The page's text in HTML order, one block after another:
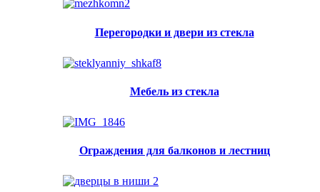
Перегородки и двери из стекла
Мебель из стекла
Ограждения для балконов и лестниц